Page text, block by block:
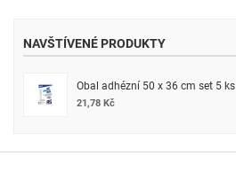
NAVŠTÍVENÉ PRODUKTY
Obal adhézní 50 x 36 cm set 5 ks
21,78 Kč